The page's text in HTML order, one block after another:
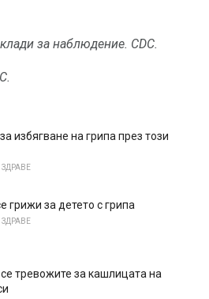
за наблюдение. CDC.
избягване на грипа през този
грижи за детето с грипа
тревожите за кашлицата на